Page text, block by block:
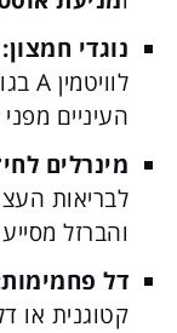
נוגדי חמצון:
לוויטמין A בגוף) וב
העיניים
מינרלים
לבריאות
והברזל
דל
קטוגנית או